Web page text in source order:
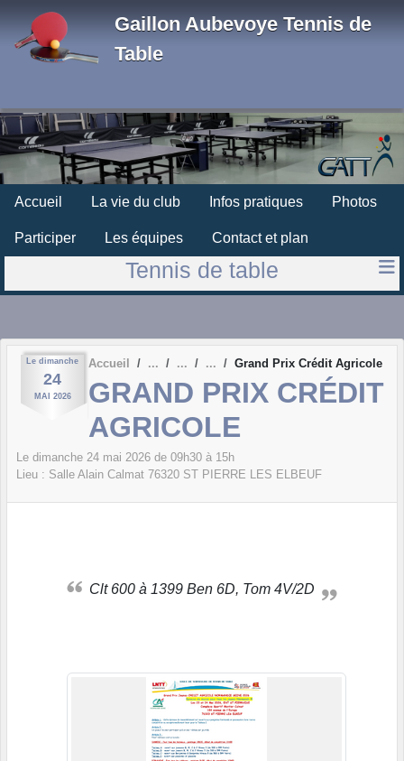
Gaillon Aubevoye Tennis de
Table
Accueil La vie du club Infos pratiques Photos
Participer Les équipes Contact et plan
Tennis de table
Le dimanche
24
MAI 2026
Accueil Grand Prix Crédit Agricole
GRAND PRIX CRÉDIT
AGRICOLE
Le dimanche 24 mai 2026 de 09h30 à 15h
Lieu : Salle Alain Calmat 76320 ST PIERRE LES ELBEUF
Clt 600 à 1399 Ben 6D, Tom 4V/2D
Panneau de gestion des cookies